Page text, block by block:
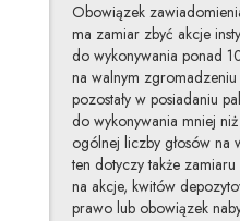
Obowiązek
ma zamiar zbyć akcje
do wykonywania ponad
na walnym
pozostały w posiadaniu
do wykonywania mniej
ogólnej liczby głosów
ten dotyczy także
na akcje, kwitów
prawo lub obowiązek